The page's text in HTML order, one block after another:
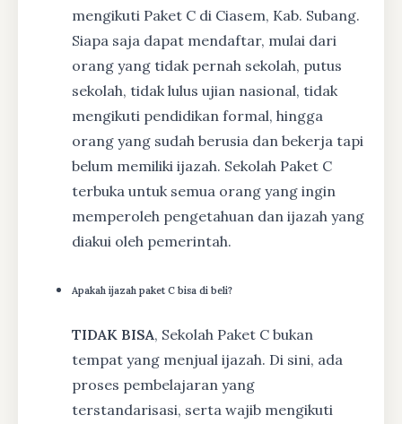
mengikuti Paket C di Ciasem, Kab. Subang.
Siapa saja dapat mendaftar, mulai dari
orang yang tidak pernah sekolah, putus
sekolah, tidak lulus ujian nasional, tidak
mengikuti pendidikan formal, hingga
orang yang sudah berusia dan bekerja tapi
belum memiliki ijazah. Sekolah Paket C
terbuka untuk semua orang yang ingin
memperoleh pengetahuan dan ijazah yang
diakui oleh pemerintah.
Apakah ijazah paket C bisa di beli?
TIDAK BISA, Sekolah Paket C bukan
tempat yang menjual ijazah. Di sini, ada
proses pembelajaran yang
terstandarisasi, serta wajib mengikuti